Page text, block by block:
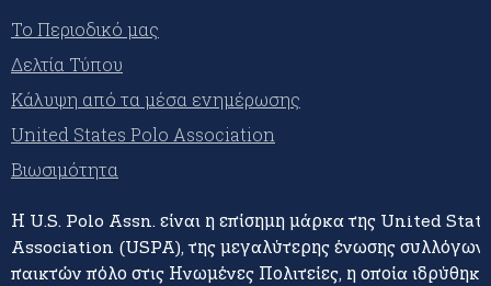
Το Περιοδικό μας
Δελτία Τύπου
Κάλυψη από τα μέσα ενημέρωσης
United States Polo Association
Βιωσιμότητα
Η U.S. Polo Assn. είναι η επίσημη μάρκα της United
Association (USPA), της μεγαλύτερης ένωσης συλλόγων
παικτών πόλο στις Ηνωμένες Πολιτείες, η οποία